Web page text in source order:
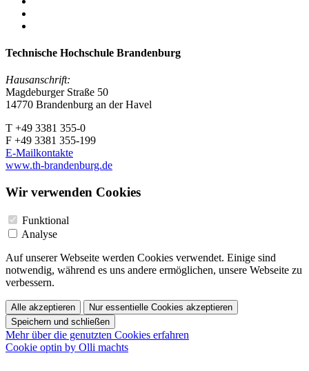
Technische Hochschule Brandenburg
Hausanschrift:
Magdeburger Straße 50
14770 Brandenburg an der Havel
T +49 3381 355-0
F +49 3381 355-199
E-Mailkontakte
www.th-brandenburg.de
Wir verwenden Cookies
Funktional
Analyse
Auf unserer Webseite werden Cookies verwendet. Einige sind
notwendig, während es uns andere ermöglichen, unsere Webseite zu
verbessern.
Alle akzeptieren
Nur essentielle Cookies akzeptieren
Speichern und schließen
Mehr über die genutzten Cookies erfahren
Cookie optin by Olli machts